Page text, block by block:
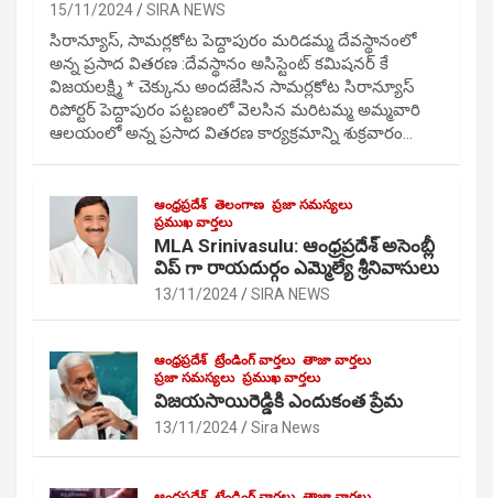
15/11/2024 SIRA NEWS
సిరాన్యూస్, సామర్లకోట పెద్దాపురం మరిడమ్మ దేవస్థానంలో
అన్న ప్రసాద వితరణ :దేవస్థానం అసిస్టెంట్ కమిషనర్ కే
విజయలక్ష్మి * చెక్కును అందజేసిన సామర్లకోట సిరాన్యూస్
రిపోర్టర్ పెద్దాపురం పట్టణంలో వెలసిన మరిటమ్మ అమ్మవారి
ఆలయంలో అన్న ప్రసాద వితరణ కార్యక్రమాన్ని శుక్రవారం…
ఆంధ్రప్రదేశ్ తెలంగాణ ప్రజా సమస్యలు
ప్రముఖ వార్తలు
MLA Srinivasulu: ఆంధ్రప్రదేశ్ అసెంబ్లీ
విప్ గా రాయదుర్గం ఎమ్మెల్యే శ్రీనివాసులు
13/11/2024 SIRA NEWS
ఆంధ్రప్రదేశ్ ట్రేండింగ్ వార్తలు తాజా వార్తలు
ప్రజా సమస్యలు ప్రముఖ వార్తలు
విజయసాయిరెడ్డికి ఎందుకంత ప్రేమ
13/11/2024 Sira News